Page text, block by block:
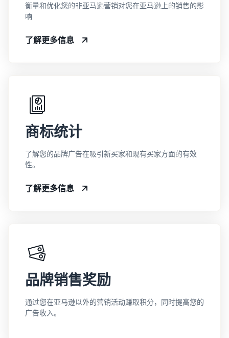
衡量和优化您的非亚马逊营销对您在亚马逊上的销售的影
响
了解更多信息
商标统计
了解您的品牌广告在吸引新买家和现有买家方面的有效
性。
了解更多信息
品牌销售奖励
通过您在亚马逊以外的营销活动赚取积分，同时提高您的
广告收入。